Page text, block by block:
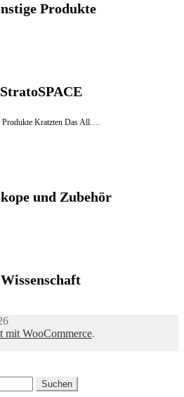
Produkte
StratoSPACE
Produkte Kratzten Das All.…
und Zubehör
Wissenschaft
mit WooCommerce.
Suchen